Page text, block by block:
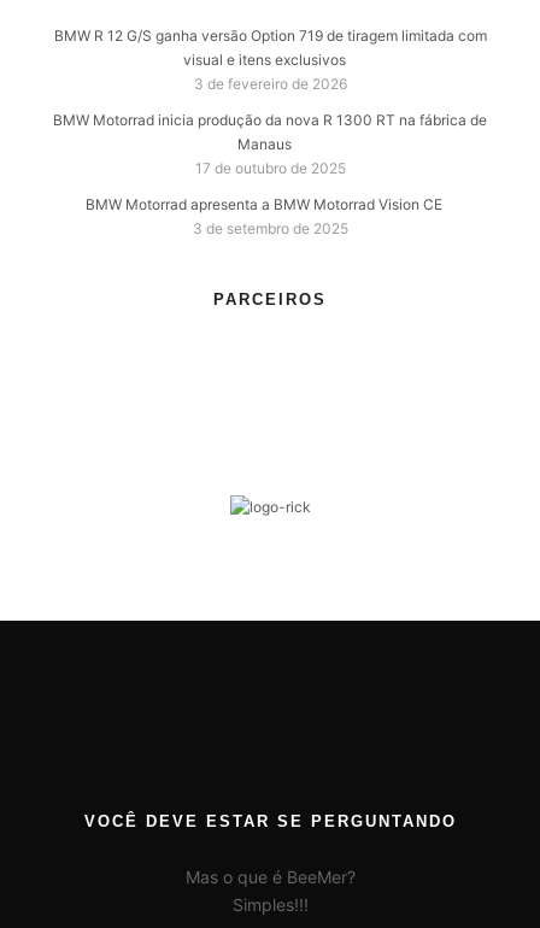
BMW R 12 G/S ganha versão Option 719 de tiragem limitada com
visual e itens exclusivos
3 de fevereiro de 2026
BMW Motorrad inicia produção da nova R 1300 RT na fábrica de
Manaus
17 de outubro de 2025
BMW Motorrad apresenta a BMW Motorrad Vision CE
3 de setembro de 2025
PARCEIROS
VOCÊ DEVE ESTAR SE PERGUNTANDO
Mas o que é BeeMer?
Simples!!!